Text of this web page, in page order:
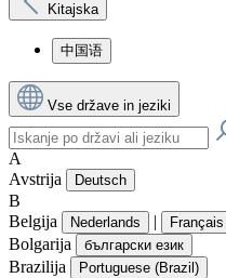
Kitajska
中国语
Vse države in jeziki
A
Avstrija
Deutsch
B
Belgija
Nederlands | Français
Bolgarija български език
Brazilija Portuguese (Brazil)